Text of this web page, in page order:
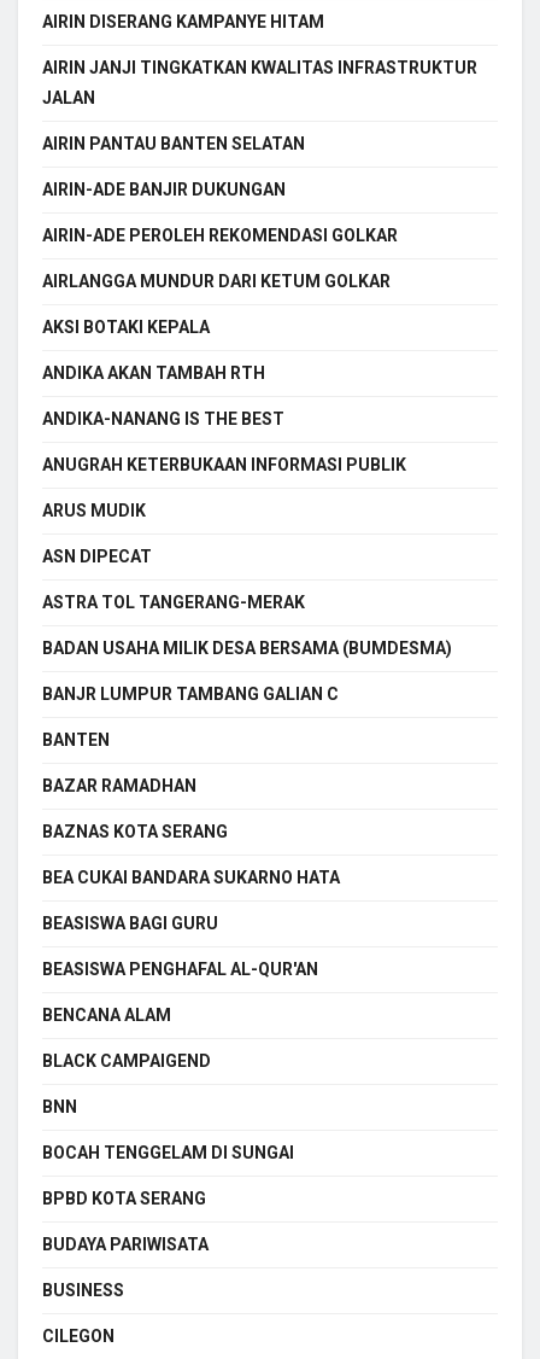
AIRIN DISERANG KAMPANYE HITAM
AIRIN JANJI TINGKATKAN KWALITAS INFRASTRUKTUR
JALAN
AIRIN PANTAU BANTEN SELATAN
AIRIN-ADE BANJIR DUKUNGAN
AIRIN-ADE PEROLEH REKOMENDASI GOLKAR
AIRLANGGA MUNDUR DARI KETUM GOLKAR
AKSI BOTAKI KEPALA
ANDIKA AKAN TAMBAH RTH
ANDIKA-NANANG IS THE BEST
ANUGRAH KETERBUKAAN INFORMASI PUBLIK
ARUS MUDIK
ASN DIPECAT
ASTRA TOL TANGERANG-MERAK
BADAN USAHA MILIK DESA BERSAMA (BUMDESMA)
BANJR LUMPUR TAMBANG GALIAN C
BANTEN
BAZAR RAMADHAN
BAZNAS KOTA SERANG
BEA CUKAI BANDARA SUKARNO HATA
BEASISWA BAGI GURU
BEASISWA PENGHAFAL AL-QUR'AN
BENCANA ALAM
BLACK CAMPAIGEND
BNN
BOCAH TENGGELAM DI SUNGAI
BPBD KOTA SERANG
BUDAYA PARIWISATA
BUSINESS
CILEGON